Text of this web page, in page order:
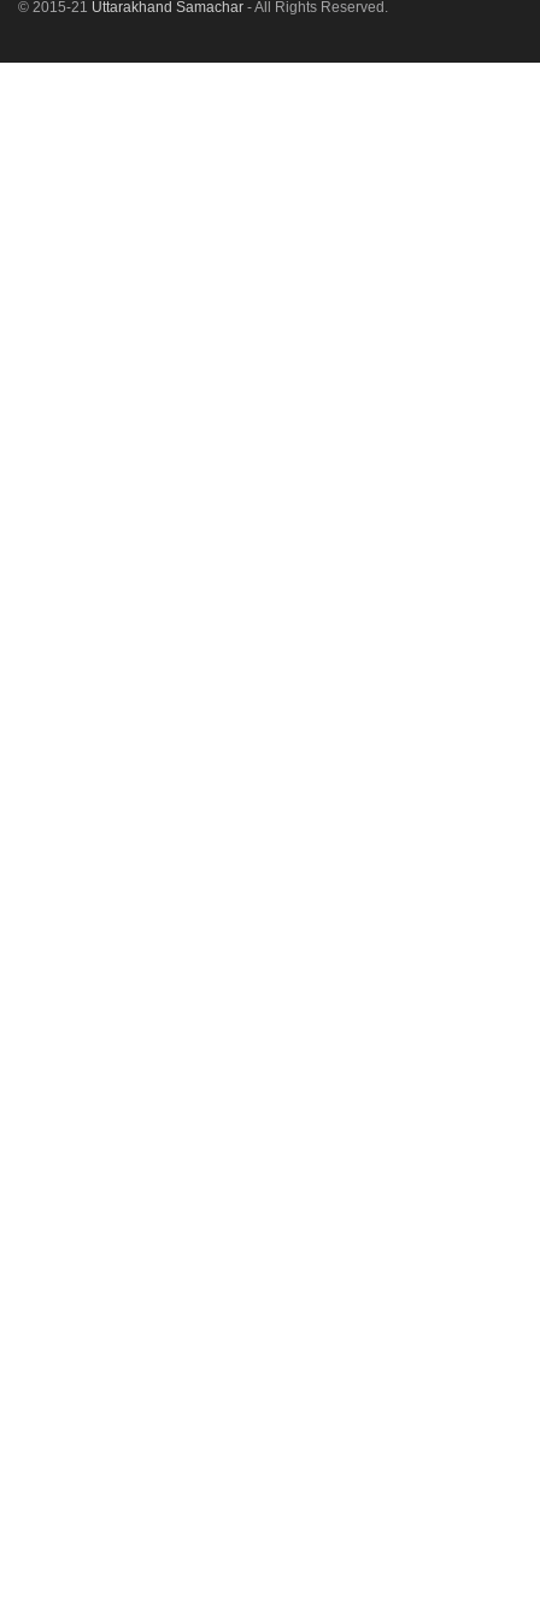
© 2015-21 Uttarakhand Samachar - All Rights Reserved.